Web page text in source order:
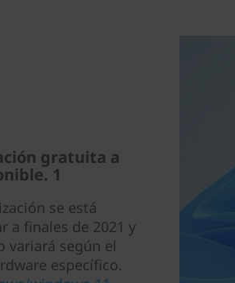
gratuita a
1
se está
a finales de 2021 y
variará según el
específico.